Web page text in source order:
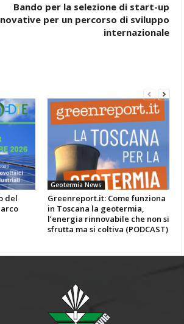
Bando per la selezione di start-up
per un percorso di sviluppo
internazionale
del
Geotermia News
Greenreport.it: Come funziona
in Toscana la geotermia,
l’energia rinnovabile che non si
sfrutta ma si coltiva (PODCAST)